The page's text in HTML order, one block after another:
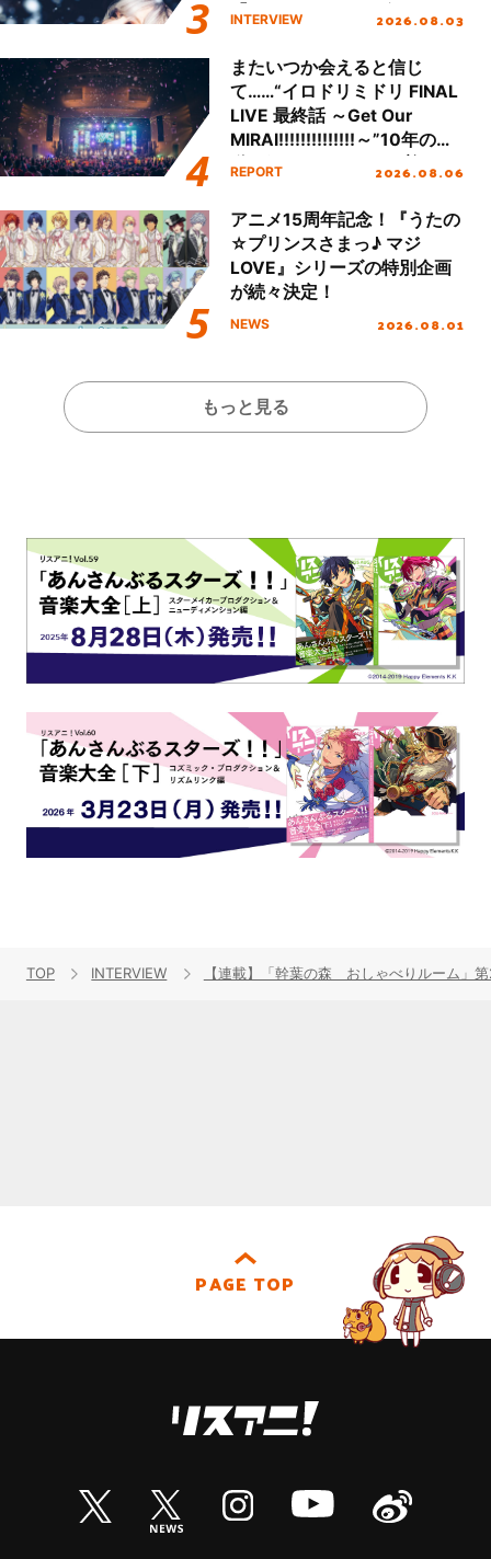
「Amore」インタビュー
INTERVIEW 2026.08.03
またいつか会えると信じ
て……“イロドリミドリ FINAL
LIVE 最終話 ～Get Our
MIRAI!!!!!!!!!!!!!!～”10年の活
動を経てファイナルを迎える
REPORT 2026.08.06
アニメ15周年記念！『うたの
☆プリンスさまっ♪ マジ
LOVE』シリーズの特別企画
が続々決定！
NEWS 2026.08.01
もっと見る
TOP INTERVIEW 【連載】「幹葉の森 おしゃべりルーム」
PAGE TOP